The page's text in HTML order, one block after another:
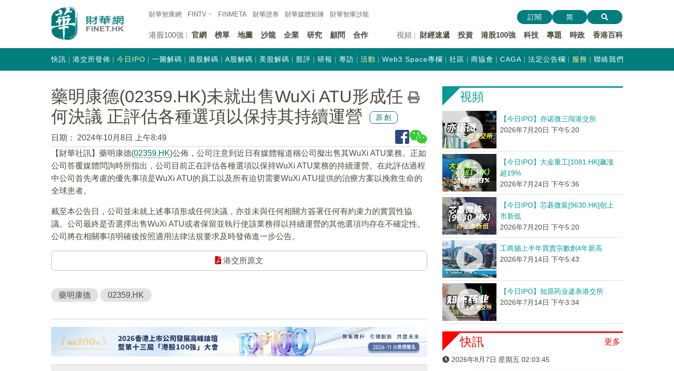
財華智庫網 FINTV FINMETA 財華證券 財華媒體矩陣 財華智庫沙龍
港股100強 官網 榜單 地圖 沙龍 企業 研究 顧問 合作 視頻 財經速遞 投資 港股100強 科技 專題 時政 香港百科
訂閱 简
快訊 港交所發佈 今日IPO 一圖解碼 港股解碼 A股解碼 美股解碼 股評 研報 專訪 活動 Web3 Space專欄 社區 商協會 CAGA 法定公告欄 服務 聯絡我們
藥明康德(02359.HK)未就出售WuXi ATU形成任
何決議 正評估各種選項以保持其持續運營
原創
日期：
2024年10月8日 上午8:49
【財華社訊】藥明康德(02359.HK)公佈，公司注意到近日有媒體報道稱公司擬出售其WuXi ATU業務。正如
公司答覆媒體問詢時所指出，公司目前正在評估各種選項以保持WuXi ATU業務的持續運營。在此評估過程
中公司首先考慮的優先事項是WuXi ATU的員工以及所有迫切需要WuXi ATU提供的治療方案以挽救生命的
全球患者。
截至本公告日，公司並未就上述事項形成任何決議，亦並未與任何相關方簽署任何有約束力的實質性協
議。公司最終是否選擇出售WuXi ATU或者保留並執行使該業務得以持續運營的其他選項均存在不確定性。
公司將在相關事項明確後按照適用法律法規要求及時發佈進一步公告。
港交所原文
藥明康德 02359.HK
視頻
【今日IPO】亦诺微三闯港交所
2026年7月20日 下午5:20
【今日IPO】大金重工[1081.HK]飙涨
超19%
2026年7月24日 下午5:36
【今日IPO】芯碁微装[9630.HK]创上
市新低
2026年7月20日 下午5:20
工商舖上半年買賣宗數創4年新高
2026年7月14日 下午5:43
【今日IPO】知原药业递表港交所
2026年7月14日 下午3:34
更多
快訊
2026年8月7日 星期五 02:03:45